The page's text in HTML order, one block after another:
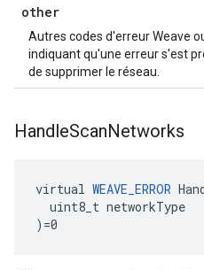
other
Autres codes d'erreur Weave
indiquant qu'une erreur s'est
de supprimer le réseau.
HandleScanNetworks
virtual WEAVE_ERROR
  uint8_t networkType
)=0